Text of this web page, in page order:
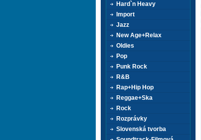
Hard`n Heavy
Import
Jazz
New Age+Relax
Oldies
Pop
Punk Rock
R&B
Rap+Hip Hop
Reggae+Ska
Rock
Rozprávky
Slovenská tvorba